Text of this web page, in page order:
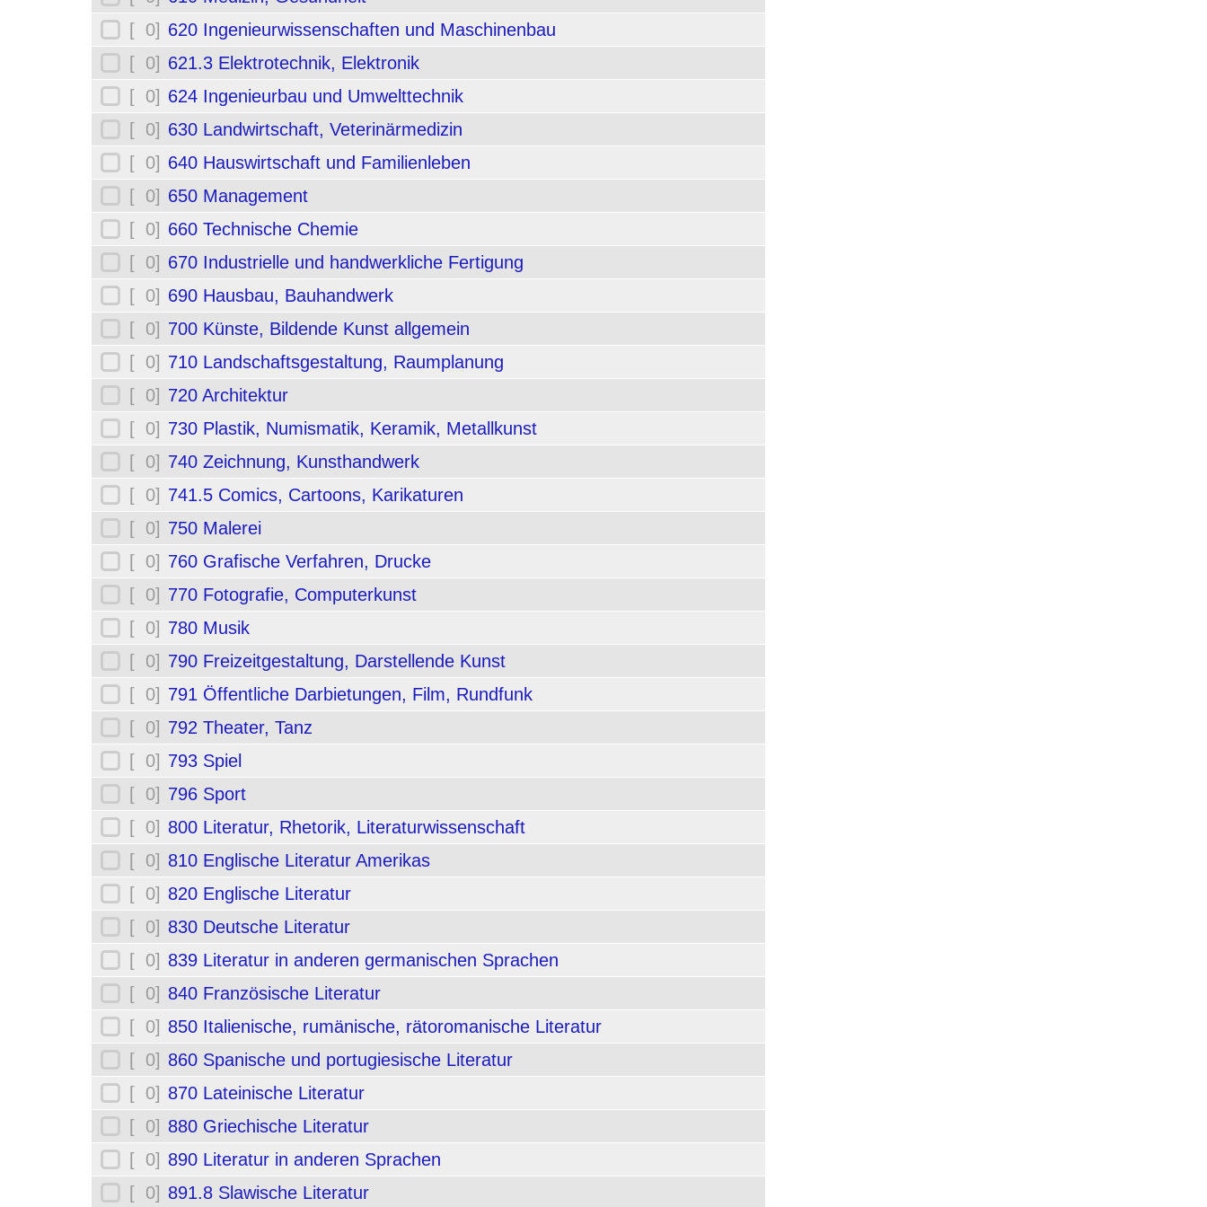
[ 0] 620 Ingenieurwissenschaften und Maschinenbau
[ 0] 621.3 Elektrotechnik, Elektronik
[ 0] 624 Ingenieurbau und Umwelttechnik
[ 0] 630 Landwirtschaft, Veterinärmedizin
[ 0] 640 Hauswirtschaft und Familienleben
[ 0] 650 Management
[ 0] 660 Technische Chemie
[ 0] 670 Industrielle und handwerkliche Fertigung
[ 0] 690 Hausbau, Bauhandwerk
[ 0] 700 Künste, Bildende Kunst allgemein
[ 0] 710 Landschaftsgestaltung, Raumplanung
[ 0] 720 Architektur
[ 0] 730 Plastik, Numismatik, Keramik, Metallkunst
[ 0] 740 Zeichnung, Kunsthandwerk
[ 0] 741.5 Comics, Cartoons, Karikaturen
[ 0] 750 Malerei
[ 0] 760 Grafische Verfahren, Drucke
[ 0] 770 Fotografie, Computerkunst
[ 0] 780 Musik
[ 0] 790 Freizeitgestaltung, Darstellende Kunst
[ 0] 791 Öffentliche Darbietungen, Film, Rundfunk
[ 0] 792 Theater, Tanz
[ 0] 793 Spiel
[ 0] 796 Sport
[ 0] 800 Literatur, Rhetorik, Literaturwissenschaft
[ 0] 810 Englische Literatur Amerikas
[ 0] 820 Englische Literatur
[ 0] 830 Deutsche Literatur
[ 0] 839 Literatur in anderen germanischen Sprachen
[ 0] 840 Französische Literatur
[ 0] 850 Italienische, rumänische, rätoromanische Literatur
[ 0] 860 Spanische und portugiesische Literatur
[ 0] 870 Lateinische Literatur
[ 0] 880 Griechische Literatur
[ 0] 890 Literatur in anderen Sprachen
[ 0] 891.8 Slawische Literatur